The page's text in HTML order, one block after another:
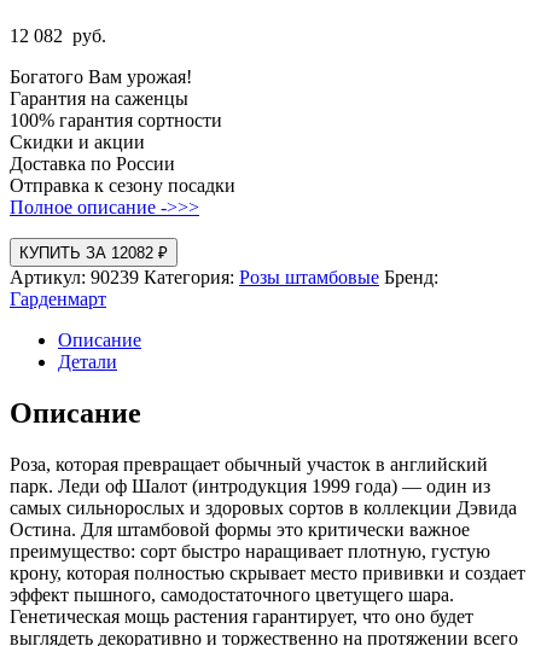
12 082 руб.
Богатого Вам урожая!
Гарантия на саженцы
100% гарантия сортности
Скидки и акции
Доставка по России
Отправка к сезону посадки
Полное описание ->>>
КУПИТЬ ЗА 12082 ₽
Артикул: 90239 Категория: Розы штамбовые Бренд:
Гарденмарт
Описание
Детали
Описание
Роза, которая превращает обычный участок в английский
парк. Леди оф Шалот (интродукция 1999 года) — один из
самых сильнорослых и здоровых сортов в коллекции Дэвида
Остина. Для штамбовой формы это критически важное
преимущество: сорт быстро наращивает плотную, густую
крону, которая полностью скрывает место прививки и создает
эффект пышного, самодостаточного цветущего шара.
Генетическая мощь растения гарантирует, что оно будет
выглядеть декоративно и торжественно на протяжении всего